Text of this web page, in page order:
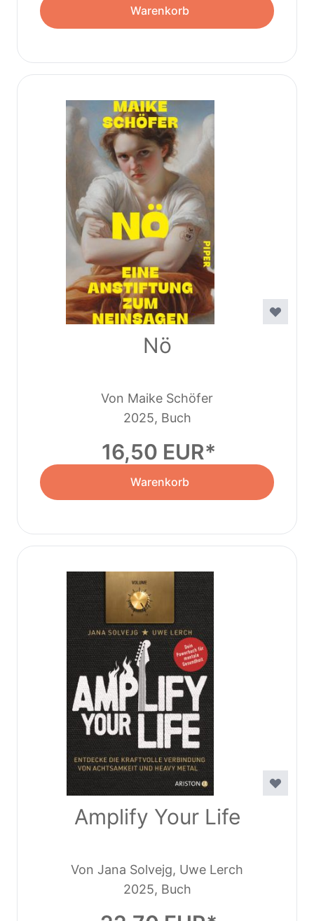
Warenkorb
Nö
Von Maike Schöfer
2025, Buch
16,50 EUR
Warenkorb
Amplify Your Life
Von Jana Solvejg, Uwe Lerch
2025, Buch